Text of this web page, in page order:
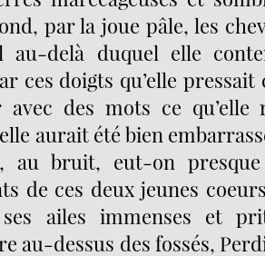
par la joue pâle, les
au-delà duquel elle
ces doigts qu’elle
avec des mots ce qu’elle
aurait été bien
au bruit, eut-on
de ces deux jeunes
ses ailes immenses et
au-dessus des fossés,